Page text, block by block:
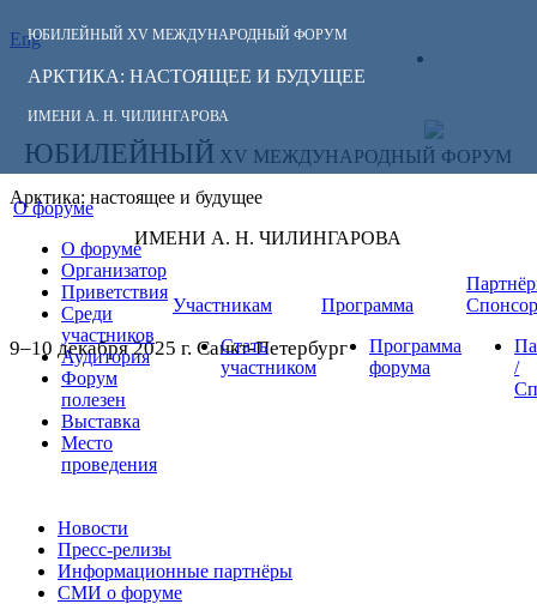
ЮБИЛЕЙНЫЙ XV МЕЖДУНАРОДНЫЙ ФОРУМ
АРКТИКА: НАСТОЯЩЕЕ И БУДУЩЕЕ
ИМЕНИ А. Н. ЧИЛИНГАРОВА
Eng
СЛЕДИТЕ ЗА
НОВОСТЯМИ
ФОРУМА:
ЮБИЛЕЙНЫЙ XV МЕЖДУНАРОДНЫЙ ФОРУМ
Арктика: настоящее и будущее
ИМЕНИ А. Н. ЧИЛИНГАРОВА
9–10 декабря 2025 г. Санкт-Петербург
О форуме
О форуме
Организатор
Приветствия
Среди
участников
Аудитория
Форум
полезен
Выставка
Место
проведения
Участникам
Стать
участником
Программа
Программа
форума
/
Новости
Пресс-релизы
Информационные партнёры
СМИ о форуме